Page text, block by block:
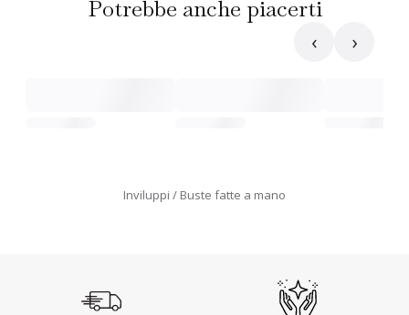
Potrebbe anche piacerti
‹ ›
Inviluppi Buste fatte a mano